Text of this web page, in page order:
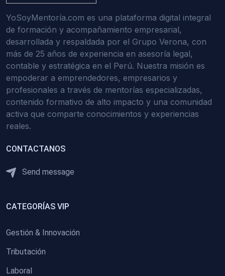
YoSoyMentoría.com es una plataforma digital integral
de formación y acompañamiento empresarial,
desarrollada y respaldada por el Grupo Verona, con
más de 25 años de experiencia en asesoría legal,
contable y estratégica en el Perú. Nuestra misión es
empoderar a emprendedores, empresarios y
profesionales a través de mentorías especializadas,
contenido formativo de alto impacto y una comunidad
activa que comparte conocimientos y experiencias
reales.
CONTACTANOS
Send message
CATEGORÍAS VIP
Gestión & Innovación
Tributación
Laboral